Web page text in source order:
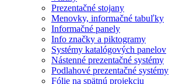
Prezentačné stojany
Menovky, informačné tabuľky
Informačné panely
Info značky a piktogramy
Systémy katalógových panelov
Nástenné prezentačné systémy
Podlahové prezentačné systémy
Fólie na spätnú projekciu